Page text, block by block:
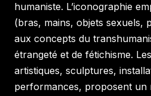
humaniste. L’iconographie
(bras, mains, objets sexuels,
aux concepts du
étrangeté et de fétichisme.
artistiques, sculptures,
performances, proposent un